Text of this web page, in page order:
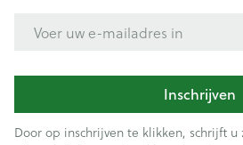
Inschrijven
Door op inschrijven te klikken, schrijft u